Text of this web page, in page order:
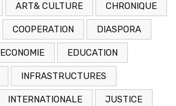
ART& CULTURE CHRONIQUE
COOPERATION DIASPORA
ECONOMIE EDUCATION
INFRASTRUCTURES
INTERNATIONALE JUSTICE